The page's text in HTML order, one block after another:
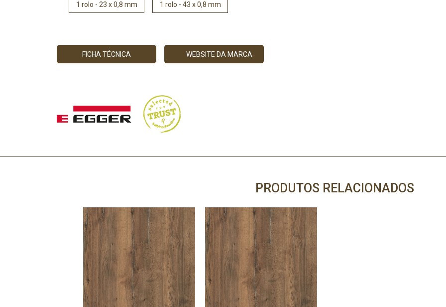
PRECISA DE AJUDA?
1 rolo - 23 x 0,8 mm 1 rolo - 43 x 0,8 mm
FICHA TÉCNICA WEBSITE DA MARCA
PRODUTOS RELACIONADOS